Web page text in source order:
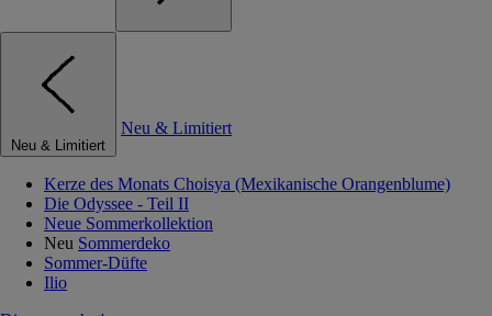
Neu & Limitiert
Neu & Limitiert
Kerze des Monats Choisya (Mexikanische Orangenblume)
Die Odyssee - Teil II
Neue Sommerkollektion
Neu Sommerdeko
Sommer-Düfte
Ilio